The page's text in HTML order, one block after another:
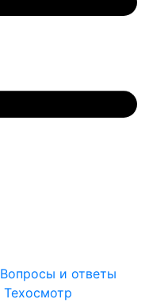
Вопросы и ответы
Техосмотр